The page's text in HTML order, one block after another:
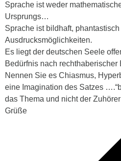
Sprache ist weder
Ursprungs…
Sprache ist bildhaft,
Ausdrucksmöglichkeiten.
Es liegt der deutschen Seele
Bedürfnis nach rechthaberischer
Nennen Sie es Chiasmus,
eine Imagination des Satzes
das Thema und nicht der
Grüße